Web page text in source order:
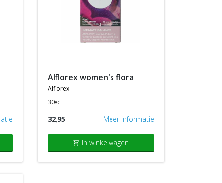
alflorex women's flora
alflorex
30vc
32,95 Meer informatie
shopping_cart In winkelwagen